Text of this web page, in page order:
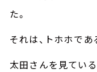
た。
それは、トホホであ
太田さんを見てい